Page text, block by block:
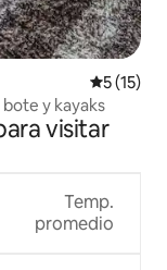
5 (15)
y kayaks
visitar
Temp.
promedio